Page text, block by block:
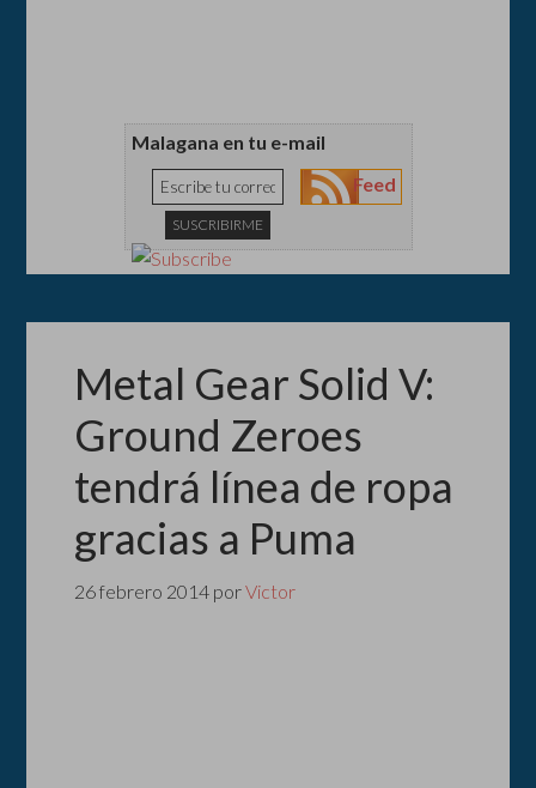
Malagana en tu e-mail
Feed
Metal Gear Solid V:
Ground Zeroes
tendrá línea de ropa
gracias a Puma
26 febrero 2014 porVictor